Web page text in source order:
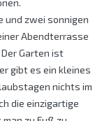
und zwei sonnigen
Abendterrasse
Garten ist
gibt es ein kleines
nichts im
die einzigartige